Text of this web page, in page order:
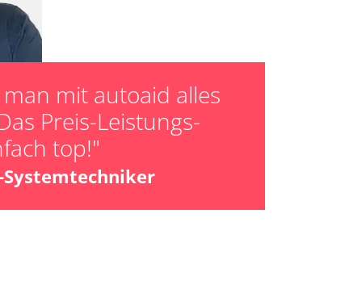
mit autoaid alles
Preis-Leistungs-
top!"
Systemtechniker